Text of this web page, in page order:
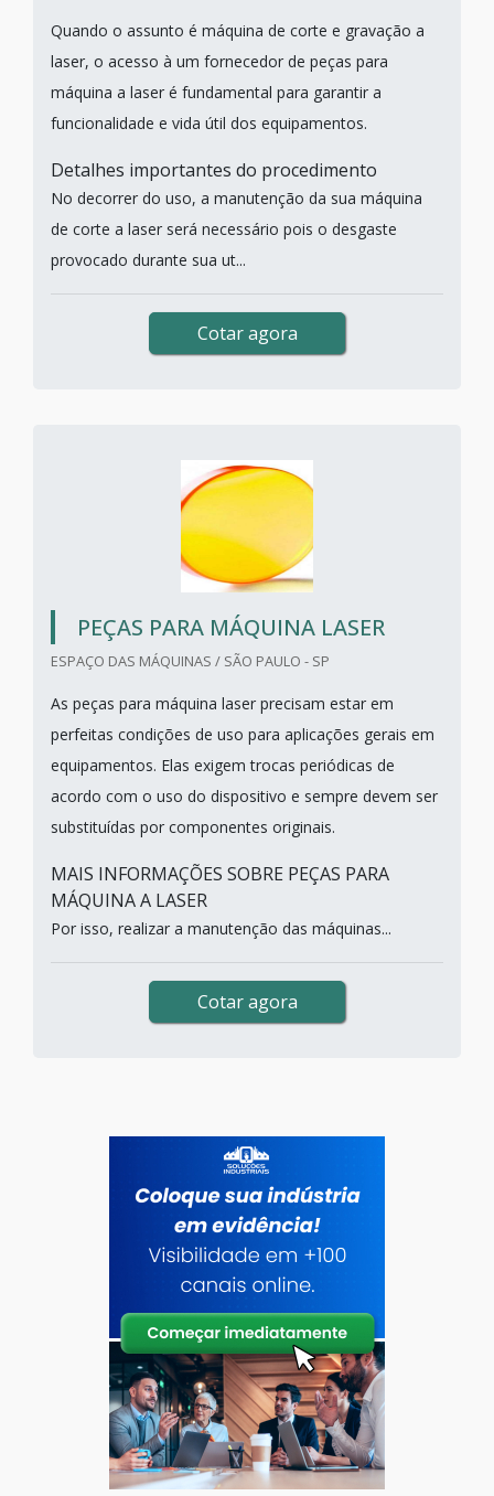
Quando o assunto é máquina de corte e gravação a
laser, o acesso à um fornecedor de peças para
máquina a laser é fundamental para garantir a
funcionalidade e vida útil dos equipamentos.
Detalhes importantes do procedimento
No decorrer do uso, a manutenção da sua máquina
de corte a laser será necessário pois o desgaste
provocado durante sua ut...
Cotar agora
PEÇAS PARA MÁQUINA LASER
ESPAÇO DAS MÁQUINAS / SÃO PAULO - SP
As peças para máquina laser precisam estar em
perfeitas condições de uso para aplicações gerais em
equipamentos. Elas exigem trocas periódicas de
acordo com o uso do dispositivo e sempre devem ser
substituídas por componentes originais.
MAIS INFORMAÇÕES SOBRE PEÇAS PARA
MÁQUINA A LASER
Por isso, realizar a manutenção das máquinas...
Cotar agora